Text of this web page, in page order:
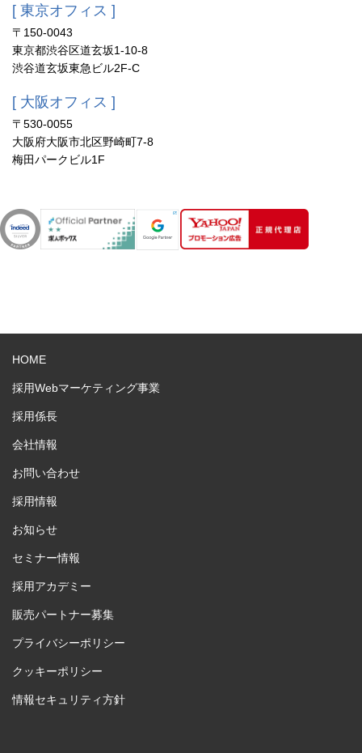
[ 東京オフィス ]
〒150-0043
東京都渋谷区道玄坂1-10-8
渋谷道玄坂東急ビル2F-C
[ 大阪オフィス ]
〒530-0055
大阪府大阪市北区野崎町7-8
梅田パークビル1F
HOME
採用Webマーケティング事業
採用係長
会社情報
お問い合わせ
採用情報
お知らせ
セミナー情報
採用アカデミー
販売パートナー募集
プライバシーポリシー
クッキーポリシー
情報セキュリティ方針